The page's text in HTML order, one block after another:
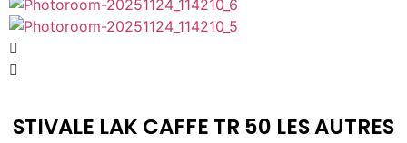
STIVALE LAK CAFFE TR 50 LES AUTRES